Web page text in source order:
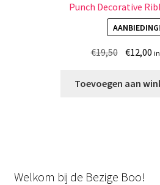
Punch Decorative
AANBIEDING!
€19,50
was:
€12,00
is:
Toevoegen aan
Welkom bij de Bezige Boo!